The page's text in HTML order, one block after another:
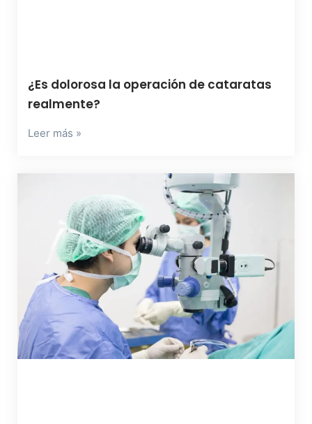
¿Es dolorosa la operación de cataratas
realmente?
Leer más »